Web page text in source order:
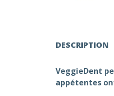
DESCRIPTION
VeggieDent
appétentes